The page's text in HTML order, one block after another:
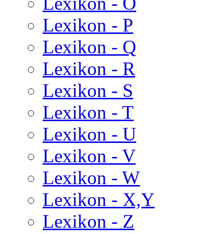
Lexikon - P
Lexikon - Q
Lexikon - R
Lexikon - S
Lexikon - T
Lexikon - U
Lexikon - V
Lexikon - W
Lexikon - X,Y
Lexikon - Z